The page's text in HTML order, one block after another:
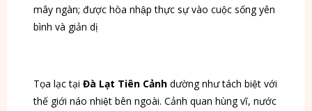
mây ngàn; được hòa nhập thực sự vào cuộc sống yên
bình và giản dị
Tọa lạc tại Đà Lạt Tiên Cảnh dường như tách biệt với
thế giới náo nhiệt bên ngoài. Cảnh quan hùng vĩ, nước